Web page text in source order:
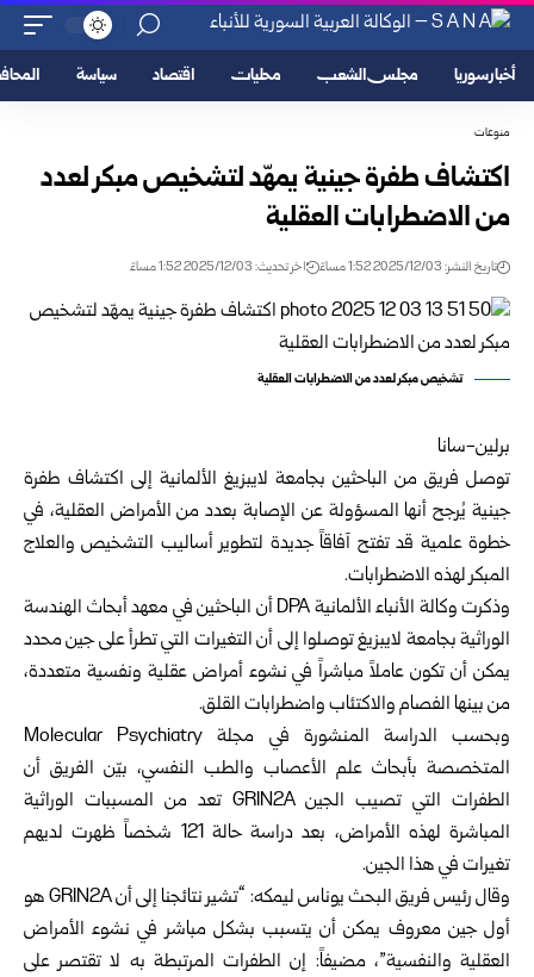
أخبار سوريا مجلس الشعب محليات اقتصاد سياسة
منوعات
اكتشاف طفرة جينية يمهّد لتشخيص مبكر لعدد
من الاضطرابات العقلية
تاريخ النشر: 2025/12/03 1:52 مساءً اخر تحديث: 2025/12/03 1:52 مساءً
تشخيص مبكر لعدد من الاضطرابات العقلية
برلين-سانا
توصل فريق من الباحثين بجامعة لايبزيغ الألمانية إلى اكتشاف طفرة
جينية يُرجح أنها المسؤولة عن الإصابة بعدد من الأمراض العقلية، في
خطوة علمية قد تفتح آفاقاً جديدة لتطوير أساليب التشخيص والعلاج
المبكر لهذه الاضطرابات.
وذكرت وكالة الأنباء الألمانية DPA أن الباحثين في معهد أبحاث الهندسة
الوراثية بجامعة لايبزيغ توصلوا إلى أن التغيرات التي تطرأ على جين محدد
يمكن أن تكون عاملاً مباشراً في نشوء أمراض عقلية ونفسية متعددة،
من بينها الفصام والاكتئاب واضطرابات القلق.
وبحسب الدراسة المنشورة في مجلة Molecular Psychiatry
المتخصصة بأبحاث علم الأعصاب والطب النفسي، بيّن الفريق أن
الطفرات التي تصيب الجين GRIN2A تعد من المسببات الوراثية
المباشرة لهذه الأمراض، بعد دراسة حالة 121 شخصاً ظهرت لديهم
تغيرات في هذا الجين.
وقال رئيس فريق البحث يوناس ليمكه: “تشير نتائجنا إلى أن GRIN2A هو
أول جين معروف يمكن أن يتسبب بشكل مباشر في نشوء الأمراض
العقلية والنفسية”، مضيفاً: إن الطفرات المرتبطة به لا تقتصر على